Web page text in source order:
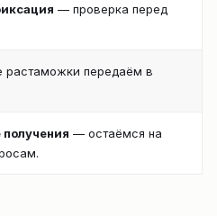
— проверка перед
растаможки передаём в
— остаёмся на